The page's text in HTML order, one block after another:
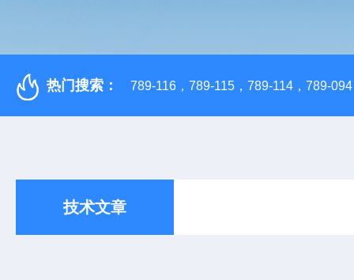
热门搜索： 789-116，789-115，789-114，789-
技术文章